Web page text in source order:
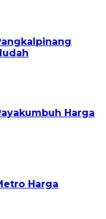
Harga
Harga